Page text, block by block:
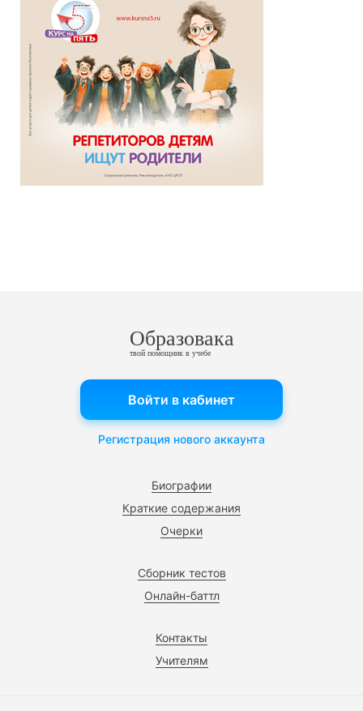
Образовака
твой помощник в учебе
Биографии
Краткие содержания
Очерки
Сборник тестов
Онлайн-баттл
Контакты
Учителям
Войти в кабинет
Регистрация нового аккаунта